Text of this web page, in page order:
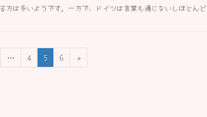
方は多いようです。一方で、ドイツは言葉も通じないしほとんど
…
固
定
4
固
定
5
固
定
6 »